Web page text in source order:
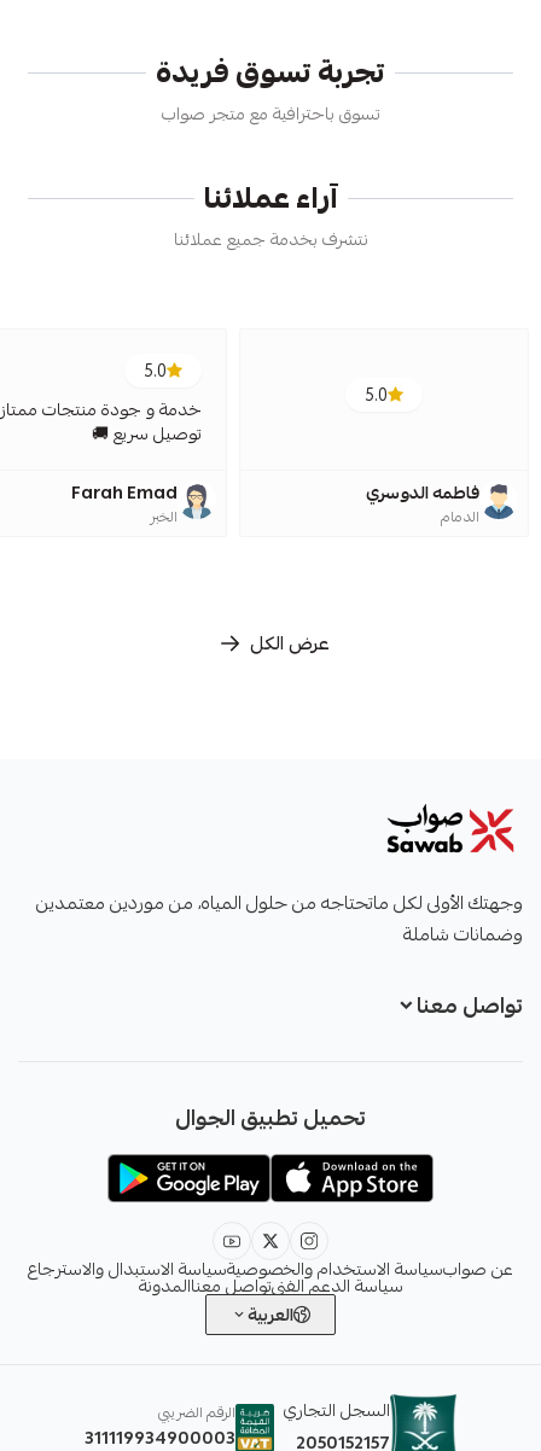
تجربة تسوق فريدة
تسوق باحترافية مع متجر صواب
آراء عملائنا
نتشرف بخدمة جميع عملائنا
5.0
فاطمه الدوسري
الدمام
5.0
خدمة و جودة منتجات
توصيل سريع 🚚
Farah Emad
الخبر
عرض الكل
وجهتك الأولى لكل ماتحتاجه من حلول المياه، من موردين معتمدين
وضمانات شاملة
تواصل معنا
info@sawab.app
تحميل تطبيق الجوال
عن صوابسياسة الاستخدام والخصوصيةسياسة الاستبدال والاسترجاع
سياسة الدعم الفنيتواصل معناالمدونة
العربية
السجل التجاري
2050152157
الرقم الضريبي
311119934900003